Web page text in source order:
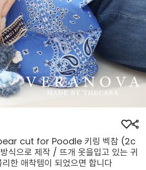
cut for Poodle 키링 벡참 (2c
식으로 제작 / 뜨개 옷을입고 있는 귀
한 애착템이 되었으면 합니다